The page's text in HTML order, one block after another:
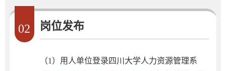
02 岗位发布
（1）用人单位登录四川大学人力资源管理系